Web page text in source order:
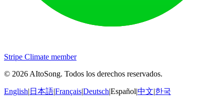
Stripe Climate member
© 2026 AItoSong. Todos los derechos reservados.
English| 日本語|Français|Deutsch|Español|中文|한국